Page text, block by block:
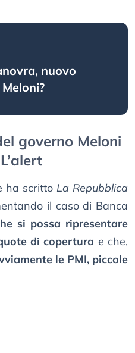
nuovo
governo Meloni
ha scritto La Repubblica
il caso di Banca
si possa ripresentare
di copertura e che,
le PMI, piccole